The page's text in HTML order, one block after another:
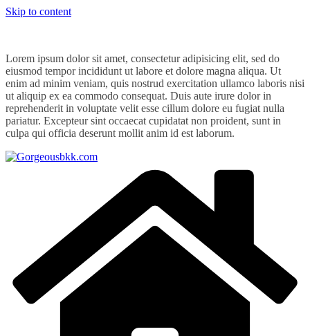
Skip to content
Lorem ipsum dolor sit amet, consectetur adipisicing elit, sed do
eiusmod tempor incididunt ut labore et dolore magna aliqua. Ut
enim ad minim veniam, quis nostrud exercitation ullamco laboris nisi
ut aliquip ex ea commodo consequat. Duis aute irure dolor in
reprehenderit in voluptate velit esse cillum dolore eu fugiat nulla
pariatur. Excepteur sint occaecat cupidatat non proident, sunt in
culpa qui officia deserunt mollit anim id est laborum.